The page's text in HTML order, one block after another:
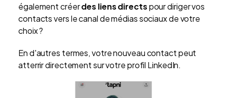
également créerdes liens directspour diriger vos
contacts vers le canal de médias sociaux de votre
choix ?
En d'autres termes, votre nouveau contact peut
atterrir directement sur votre profil LinkedIn.